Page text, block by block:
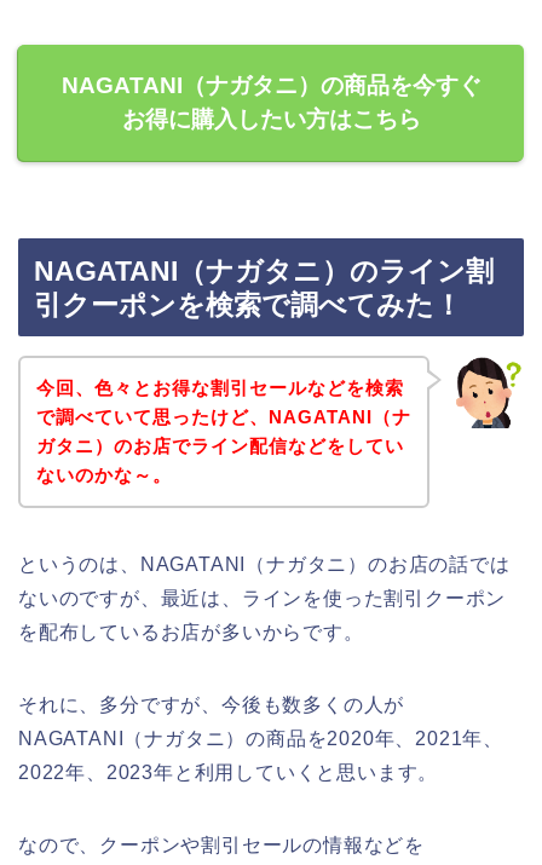
NAGATANI（ナガタニ）の商品を今すぐ
お得に購入したい方はこちら
NAGATANI（ナガタニ）のライン割
引クーポンを検索で調べてみた！
今回、色々とお得な割引セールなどを検索
で調べていて思ったけど、NAGATANI（ナ
ガタニ）のお店でライン配信などをしてい
ないのかな～。
というのは、NAGATANI（ナガタニ）のお店の話では
ないのですが、最近は、ラインを使った割引クーポン
を配布しているお店が多いからです。
それに、多分ですが、今後も数多くの人が
NAGATANI（ナガタニ）の商品を2020年、2021年、
2022年、2023年と利用していくと思います。
なので、クーポンや割引セールの情報などを